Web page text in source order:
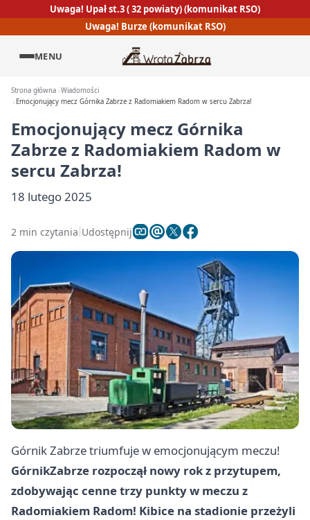
Uwaga! Upał st.3 ( 32 powiaty) (komunikat RSO)
Uwaga! Burze (komunikat RSO)
MENU
Strona główna Wiadomości
Emocjonujący mecz Górnika Zabrze z Radomiakiem Radom w sercu Zabrza!
Emocjonujący mecz Górnika
Zabrze z Radomiakiem Radom w
sercu Zabrza!
18 lutego 2025
2 min czytania Udostępnij
GórnikZabrzetriumfuje w emocjonującym meczu!
GórnikZabrze rozpoczął nowy rok z przytupem,
zdobywając cenne trzy punkty w meczu z
Radomiakiem Radom! Kibice na stadionie przeżyli